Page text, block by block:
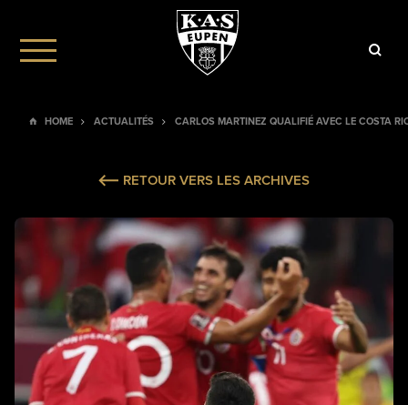
HOME ACTUALITÉS CARLOS MARTINEZ QUALIFIÉ AVEC LE COSTA
RETOUR VERS LES ARCHIVES